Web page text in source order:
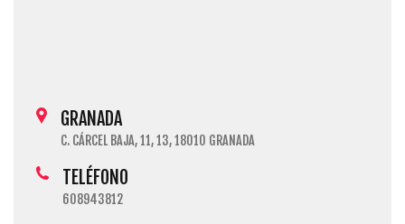
GRANADA
C. CÁRCEL BAJA, 11, 13, 18010 GRANADA
TELÉFONO
608943812